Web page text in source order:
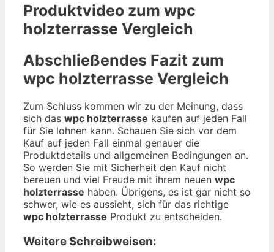
Produktvideo zum wpc
holzterrasse Vergleich
Abschließendes Fazit zum
wpc holzterrasse Vergleich
Zum Schluss kommen wir zu der Meinung, dass
sich das wpc holzterrasse kaufen auf jeden Fall
für Sie lohnen kann. Schauen Sie sich vor dem
Kauf auf jeden Fall einmal genauer die
Produktdetails und allgemeinen Bedingungen an.
So werden Sie mit Sicherheit den Kauf nicht
bereuen und viel Freude mit ihrem neuen wpc
holzterrasse haben. Übrigens, es ist gar nicht so
schwer, wie es aussieht, sich für das richtige
wpc holzterrasse Produkt zu entscheiden.
Weitere Schreibweisen: